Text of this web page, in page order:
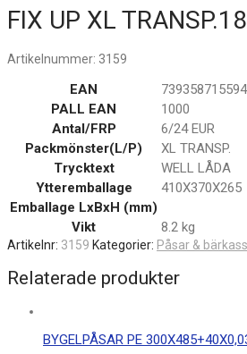
FIX UP XL
Artikelnummer: 3159
EAN
PALL EAN
1000
Antal/FRP
6/24 EUR
Packmönster(L/P)
XL TRANSP.
Trycktext
WELL LÅDA
Ytteremballage
410X370X265
Emballage LxBxH (mm)
Vikt
8.2 kg
Artikelnr: 3159 Kategorier: Påsar &
Relaterade produkter
BYGELPÅSAR PE